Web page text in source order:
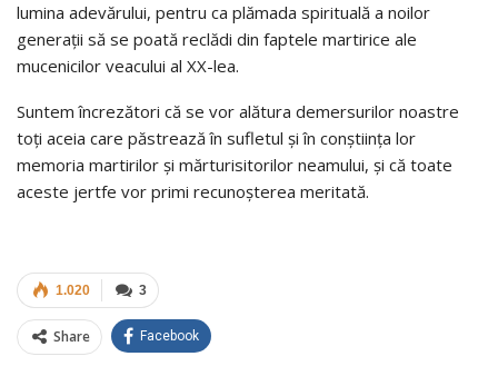
lumina adevărului, pentru ca plămada spirituală a noilor
generații să se poată reclădi din faptele martirice ale
mucenicilor veacului al XX-lea.
Suntem încrezători că se vor alătura demersurilor noastre
toți aceia care păstrează în sufletul și în conștiința lor
memoria martirilor și mărturisitorilor neamului, și că toate
aceste jertfe vor primi recunoșterea meritată.
3
1.020
Share Facebook